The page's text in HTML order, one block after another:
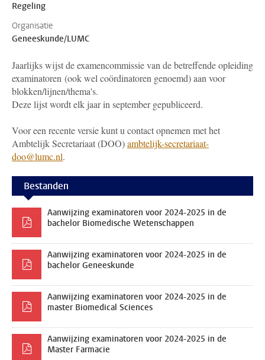
Regeling
Organisatie
Geneeskunde/LUMC
Jaarlijks wijst de examencommissie van de betreffende opleiding
examinatoren (ook wel coördinatoren genoemd) aan voor
blokken/lijnen/thema's.
Deze lijst wordt elk jaar in september gepubliceerd.
Voor een recente versie kunt u contact opnemen met het
Ambtelijk Secretariaat (DOO)ambtelijk-secretariaat-
doo@lumc.nl.
Bestanden
Aanwijzing examinatoren voor 2024-2025 in de
bachelor Biomedische Wetenschappen
Aanwijzing examinatoren voor 2024-2025 in de
bachelor Geneeskunde
Aanwijzing examinatoren voor 2024-2025 in de
master Biomedical Sciences
Aanwijzing examinatoren voor 2024-2025 in de
Master Farmacie